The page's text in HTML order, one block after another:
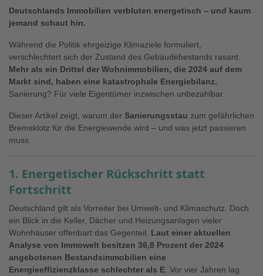
Deutschlands Immobilien verbluten energetisch – und kaum
jemand schaut hin.
Während die Politik ehrgeizige Klimaziele formuliert,
verschlechtert sich der Zustand des Gebäudebestands rasant.
Mehr als ein Drittel der Wohnimmobilien, die 2024 auf dem
Markt sind, haben eine katastrophale Energiebilanz.
Sanierung? Für viele Eigentümer inzwischen unbezahlbar.
Dieser Artikel zeigt, warum der Sanierungsstau zum gefährlichen
Bremsklotz für die Energiewende wird – und was jetzt passieren
muss.
1. Energetischer Rückschritt statt
Fortschritt
Deutschland gilt als Vorreiter bei Umwelt- und Klimaschutz. Doch
ein Blick in die Keller, Dächer und Heizungsanlagen vieler
Wohnhäuser offenbart das Gegenteil. Laut einer aktuellen
Analyse von Immowelt besitzen 36,8 Prozent der 2024
angebotenen Bestandsimmobilien eine
Energieeffizienzklasse schlechter als E . Vor vier Jahren lag